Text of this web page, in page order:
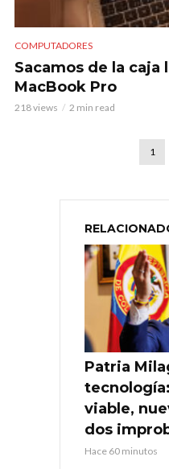
COMPUTADORES
Sacamos de la caja
MacBook Pro
218 views 2 min read
1
Patria
viable,
dos
Hace 60 minutos